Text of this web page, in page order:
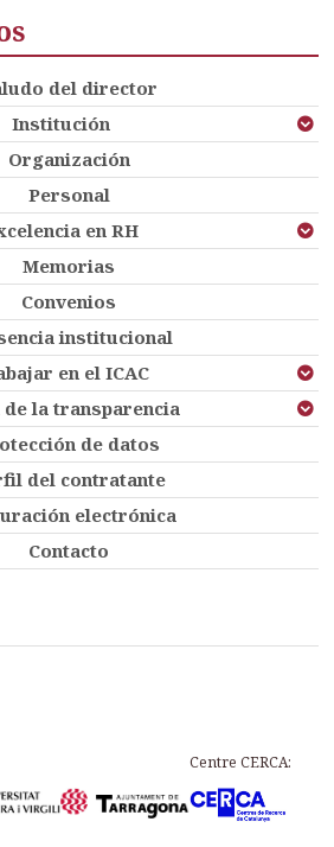
del director
Institución
Organización
Personal
en RH
Memorias
Convenios
institucional
en el ICAC
la transparencia
de datos
del contratante
electrónica
Contacto
Centre CERCA: